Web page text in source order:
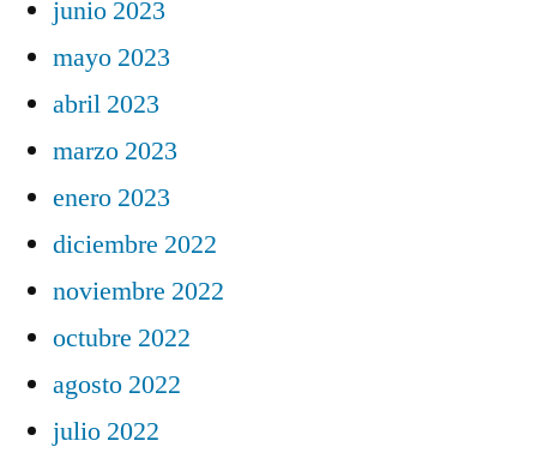
junio 2023
mayo 2023
abril 2023
marzo 2023
enero 2023
diciembre 2022
noviembre 2022
octubre 2022
agosto 2022
julio 2022